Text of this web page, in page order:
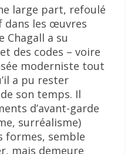
large part, refoulé
dans les œuvres
Chagall a su
des codes – voire
moderniste tout
a pu rester
son temps. Il
d’avant-garde
surréalisme)
formes, semble
mais demeure